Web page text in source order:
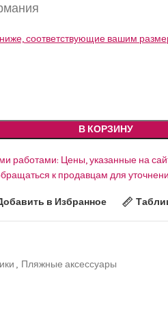
я
соответствующие вашим
В КОРЗИНУ
работами: Цены, указанные на
к продавцам для
в Избранное
, Пляжные аксессуары